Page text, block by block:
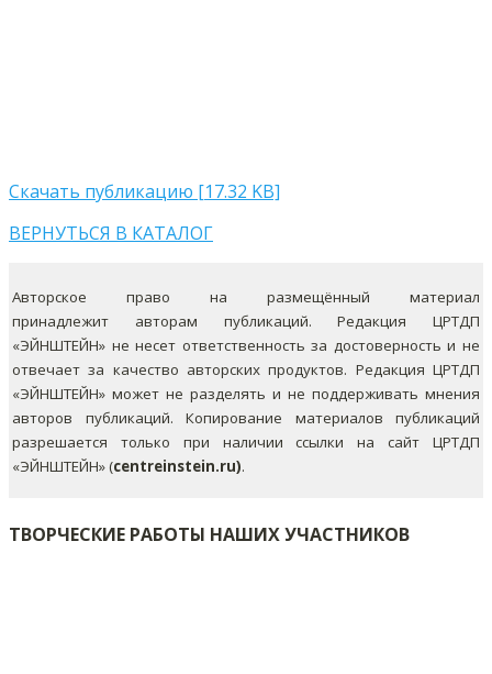
Скачать публикацию [17.32 KB]
ВЕРНУТЬСЯ В КАТАЛОГ
Авторское право на размещённый материал
принадлежит авторам публикаций. Редакция ЦРТДП
«ЭЙНШТЕЙН» не несет ответственность за достоверность и не
отвечает за качество авторских продуктов. Редакция ЦРТДП
«ЭЙНШТЕЙН» может не разделять и не поддерживать мнения
авторов публикаций. Копирование материалов публикаций
разрешается только при наличии ссылки на сайт ЦРТДП
«ЭЙНШТЕЙН» (centreinstein.ru).
ТВОРЧЕСКИЕ РАБОТЫ НАШИХ УЧАСТНИКОВ